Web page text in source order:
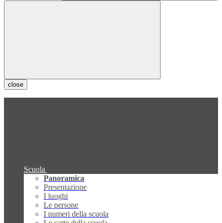
close
Scuola
Panoramica
Presentazione
I luoghi
Le persone
I numeri della scuola